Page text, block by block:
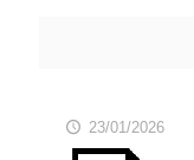
23/01/2026